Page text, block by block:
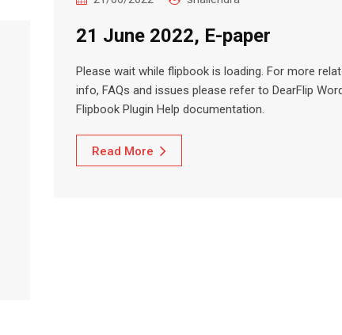
21 June 2022, E-paper
Please wait while flipbook is loading. For more
info, FAQs and issues please refer to DearFlip
Flipbook Plugin Help documentation.
Read More